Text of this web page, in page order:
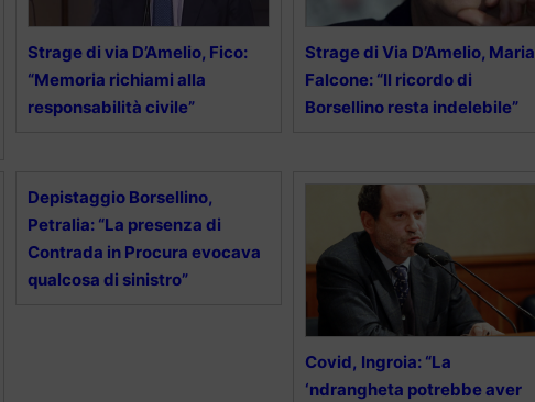
Strage di via D’Amelio, Fico:
“Memoria richiami alla
responsabilità civile”
Strage di Via D’Amelio, Maria
Falcone: “Il ricordo di
Borsellino resta indelebile”
Depistaggio Borsellino,
Petralia: “La presenza di
Contrada in Procura evocava
qualcosa di sinistro”
Covid, Ingroia: “La
‘ndrangheta potrebbe aver